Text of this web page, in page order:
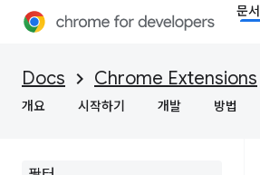
문서
Docs Chrome Extensions
개요 시작하기 개발 방법